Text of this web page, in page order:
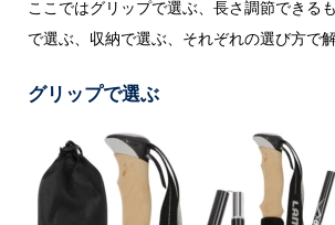
ここではグリップで選ぶ、長さ調節できる
で選ぶ、収納で選ぶ、それぞれの選び方で
グリップで選ぶ